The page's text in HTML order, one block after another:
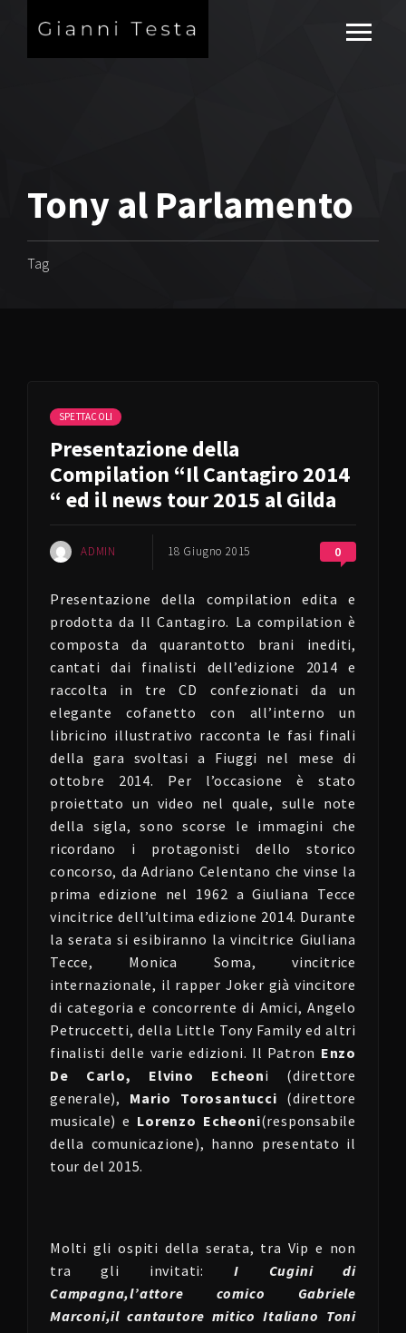
Tony al Parlamento
Tag
SPETTACOLI
Presentazione della
Compilation “Il Cantagiro 2014
“ ed il news tour 2015 al Gilda
ADMIN 18 Giugno 2015 0
Presentazione della compilation edita e
prodotta da Il Cantagiro. La compilation è
composta da quarantotto brani inediti,
cantati dai finalisti dell’edizione 2014 e
raccolta in tre CD confezionati da un
elegante cofanetto con all’interno un
libricino illustrativo racconta le fasi finali
della gara svoltasi a Fiuggi nel mese di
ottobre 2014. Per l’occasione è stato
proiettato un video nel quale, sulle note
della sigla, sono scorse le immagini che
ricordano i protagonisti dello storico
concorso, da Adriano Celentano che vinse la
prima edizione nel 1962 a Giuliana Tecce
vincitrice dell’ultima edizione 2014. Durante
la serata si esibiranno la vincitrice Giuliana
Tecce, Monica Soma, vincitrice
internazionale, il rapper Joker già vincitore
di categoria e concorrente di Amici, Angelo
Petruccetti, della Little Tony Family ed altri
finalisti delle varie edizioni. Il Patron Enzo
De Carlo, Elvino Echeoni (direttore
generale), Mario Torosantucci (direttore
musicale) e Lorenzo Echeoni(responsabile
della comunicazione), hanno presentato il
tour del 2015.
Molti gli ospiti della serata, tra Vip e non
tra gli invitati: I Cugini di
Campagna,l’attore comico Gabriele
Marconi,il cantautore mitico Italiano Toni